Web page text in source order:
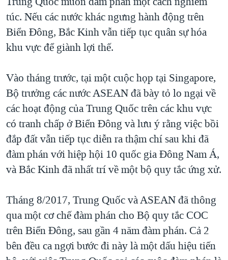
túc. Nếu các nước khác ngưng hành động trên
Biển Đông, Bắc Kinh vẫn tiếp tục quân sự hóa
khu vực để giành lợi thế.
Vào tháng trước, tại một cuộc họp tại Singapore,
Bộ trưởng các nước ASEAN đã bày tỏ lo ngại về
các hoạt động của Trung Quốc trên các khu vực
có tranh chấp ở Biển Đông và lưu ý rằng việc bồi
đắp đất vẫn tiếp tục diễn ra thậm chí sau khi đã
đàm phán với hiệp hội 10 quốc gia Ðông Nam Á,
và Bắc Kinh đã nhất trí về một bộ quy tắc ứng xử.
Tháng 8/2017, Trung Quốc và ASEAN đã thông
qua một cơ chế đàm phán cho Bộ quy tắc COC
trên Biển Đông, sau gần 4 năm đàm phán. Cả 2
bên đều ca ngợi bước đi này là một dấu hiệu tiến